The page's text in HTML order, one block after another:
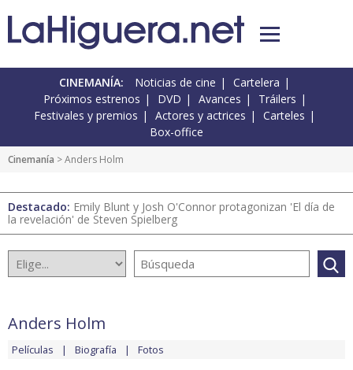
CINEMANÍA: Noticias de cine
Cartelera
Próximos estrenos
DVD Avances
Tráilers
Festivales y premios
Actores y actrices
Carteles
Box-office
Cinemanía > Anders Holm
Destacado: Emily Blunt y Josh O'Connor protagonizan 'El día de
la revelación' de Steven Spielberg
Anders Holm
Películas Biografía Fotos